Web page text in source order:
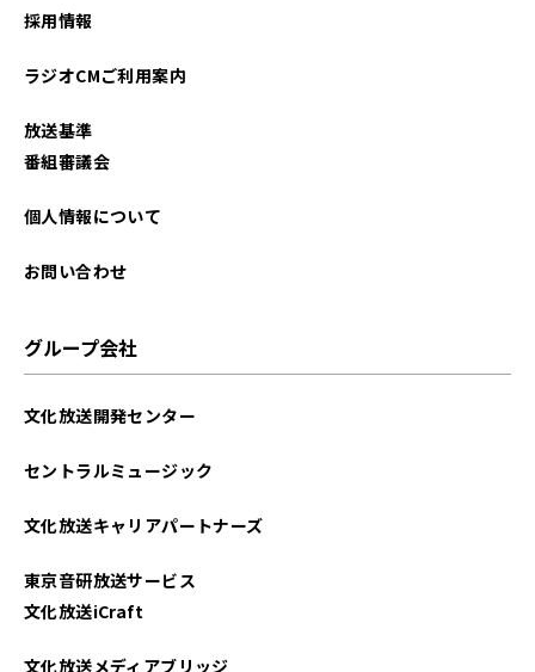
採用情報
ラジオCMご利用案内
放送基準
番組審議会
個人情報について
お問い合わせ
グループ会社
文化放送開発センター
セントラルミュージック
文化放送キャリアパートナーズ
東京音研放送サービス
文化放送iCraft
文化放送メディアブリッジ